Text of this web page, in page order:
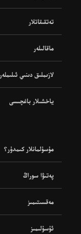
تەتقىقاتلار
ماقالىلەر
لازىملىق دىنىي ئىلىملەر
ياخشىلار باغچىسى
مۇسۇلمانلار كىمدۇر؟
پەتىۋا سوراڭ
مەقسىتىمىز
ئۇسۇلىمىز